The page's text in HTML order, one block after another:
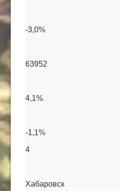
-3,0%
63952
4,1%
-1,1%
4
Хабаровск